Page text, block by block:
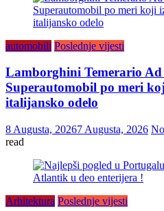
automobili Poslednje vijesti
Lamborghini Temerario Ad
Superautomobil po meri
italijansko odelo
8 Augusta, 20267 Augusta, 2026
read
Arhitektura Poslednje vijesti